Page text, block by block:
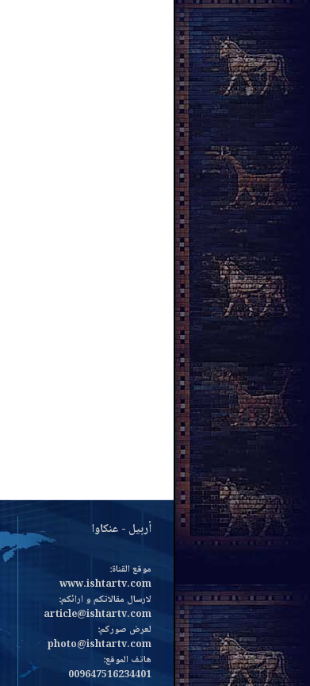
أربيل - عنكاوا
موقع القناة:
www.ishtartv.com
لارسال مقالاتكم و ارائكم:
article@ishtartv.com
لعرض صوركم:
photo@ishtartv.com
هاتف الموقع:
009647516234401